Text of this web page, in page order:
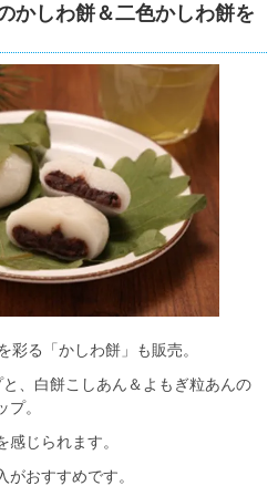
かしわ餅＆二色かしわ餅を
彩る「かしわ餅」も販売。
、白餅こしあん＆よもぎ粒あんの
プ。
じられます。
おすすめです。